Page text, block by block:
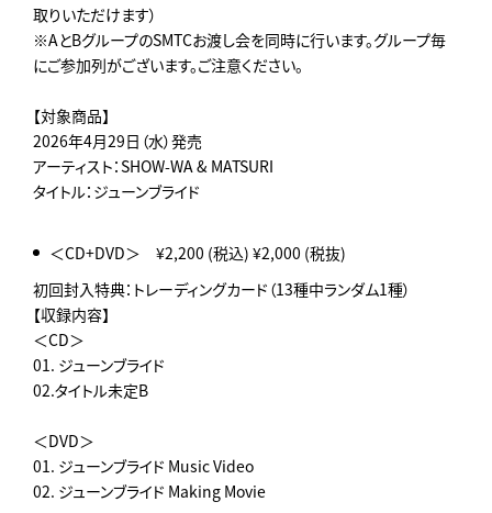
取りいただけます）
※AとBグループのSMTCお渡し会を同時に行います。グループ毎
にご参加列がございます。ご注意ください。
【対象商品】
2026年4月29日（水）発売
アーティスト：SHOW-WA & MATSURI
タイトル：ジューンブライド
＜CD+DVD＞ ¥2,200 (税込) ¥2,000 (税抜)
初回封入特典：トレーディングカード（13種中ランダム1種）
【収録内容】
＜CD＞
01. ジューンブライド
02.タイトル未定B
＜DVD＞
01. ジューンブライド Music Video
02. ジューンブライド Making Movie